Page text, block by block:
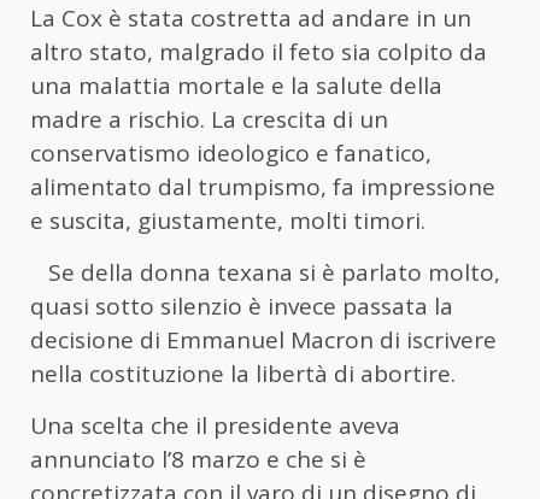
La Cox è stata costretta ad andare in un
altro stato, malgrado il feto sia colpito da
una malattia mortale e la salute della
madre a rischio. La crescita di un
conservatismo ideologico e fanatico,
alimentato dal trumpismo, fa impressione
e suscita, giustamente, molti timori.
Se della donna texana si è parlato molto,
quasi sotto silenzio è invece passata la
decisione di Emmanuel Macron di iscrivere
nella costituzione la libertà di abortire.
Una scelta che il presidente aveva
annunciato l’8 marzo e che si è
concretizzata con il varo di un disegno di